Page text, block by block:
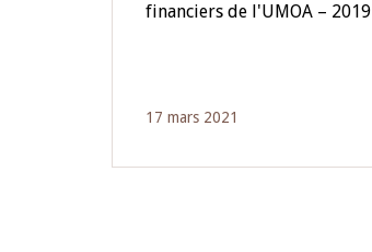
financiers de l'UMOA – 2019
17 mars 2021